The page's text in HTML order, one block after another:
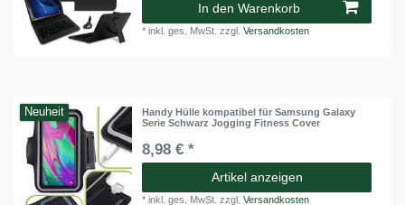
In den Warenkorb
*inkl. ges. MwSt. zzgl.Versandkosten
Neuheit
Handy Hülle kompatibel für Samsung Galaxy
Serie Schwarz Jogging Fitness Cover
8,98 € *
Artikel anzeigen
*inkl. ges. MwSt. zzgl.Versandkosten